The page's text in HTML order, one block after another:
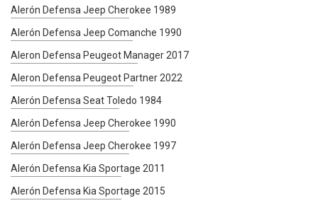
Alerón Defensa Jeep Cherokee 1989
Alerón Defensa Jeep Comanche 1990
Aleron Defensa Peugeot Manager 2017
Aleron Defensa Peugeot Partner 2022
Alerón Defensa Seat Toledo 1984
Alerón Defensa Jeep Cherokee 1990
Alerón Defensa Jeep Cherokee 1997
Alerón Defensa Kia Sportage 2011
Alerón Defensa Kia Sportage 2015